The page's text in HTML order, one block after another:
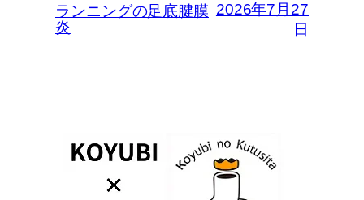
ランニングの足底腱膜
炎
2026年7月27
日